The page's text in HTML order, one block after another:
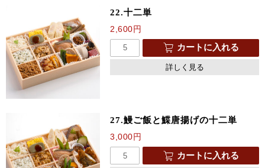
22.十二単
2,600円
カートに入れる
詳しく見る
27.鰻ご飯と鰈唐揚げの十二単
3,000円
カートに入れる